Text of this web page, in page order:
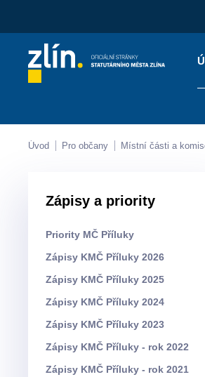
Kontakty
Úvod Pro občany Místní části a
Zápisy a priority
Priority MČ Příluky
Zápisy KMČ Příluky 2026
Zápisy KMČ Příluky 2025
Zápisy KMČ Příluky 2024
Zápisy KMČ Příluky 2023
Zápisy KMČ Příluky - rok 2022
Zápisy KMČ Příluky - rok 2021